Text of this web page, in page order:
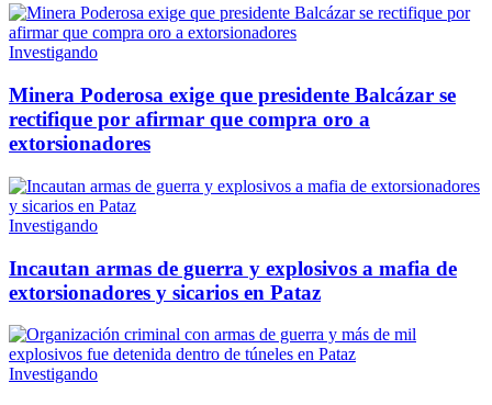
Investigando
Minera Poderosa exige que presidente Balcázar se
rectifique por afirmar que compra oro a
extorsionadores
Investigando
Incautan armas de guerra y explosivos a mafia de
extorsionadores y sicarios en Pataz
Investigando